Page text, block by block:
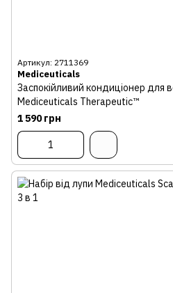
Артикул: 2711369
Mediceuticals
Заспокійливий кондиціонер для
Mediceuticals Therapeutic™
1 590 грн